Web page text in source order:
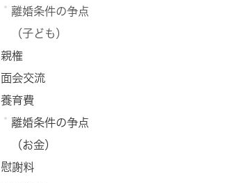
離婚条件の争点
（子ども）
親権
面会交流
養育費
離婚条件の争点
（お金）
慰謝料